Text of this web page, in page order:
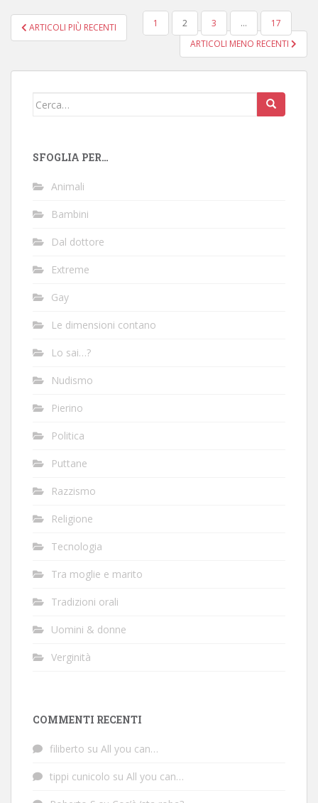
NAVIGAZIONE
ARTICOLI
ARTICOLI PIÙ RECENTI 1 2 3 …
17
ARTICOLI MENO RECENTI
Cerca:
SFOGLIA PER…
Animali
Bambini
Dal dottore
Extreme
Gay
Le dimensioni contano
Lo sai…?
Nudismo
Pierino
Politica
Puttane
Razzismo
Religione
Tecnologia
Tra moglie e marito
Tradizioni orali
Uomini & donne
Verginità
COMMENTI RECENTI
filiberto su All you can…
tippi cunicolo su All you can…